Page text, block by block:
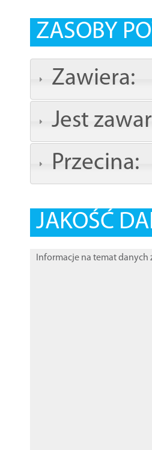
ZASOBY
Zawiera:
Jest
Przecina:
JAKOŚĆ
Informacje na temat danych